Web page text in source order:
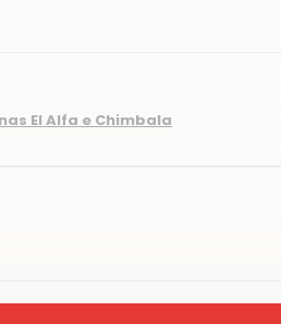
El Alfa e Chimbala